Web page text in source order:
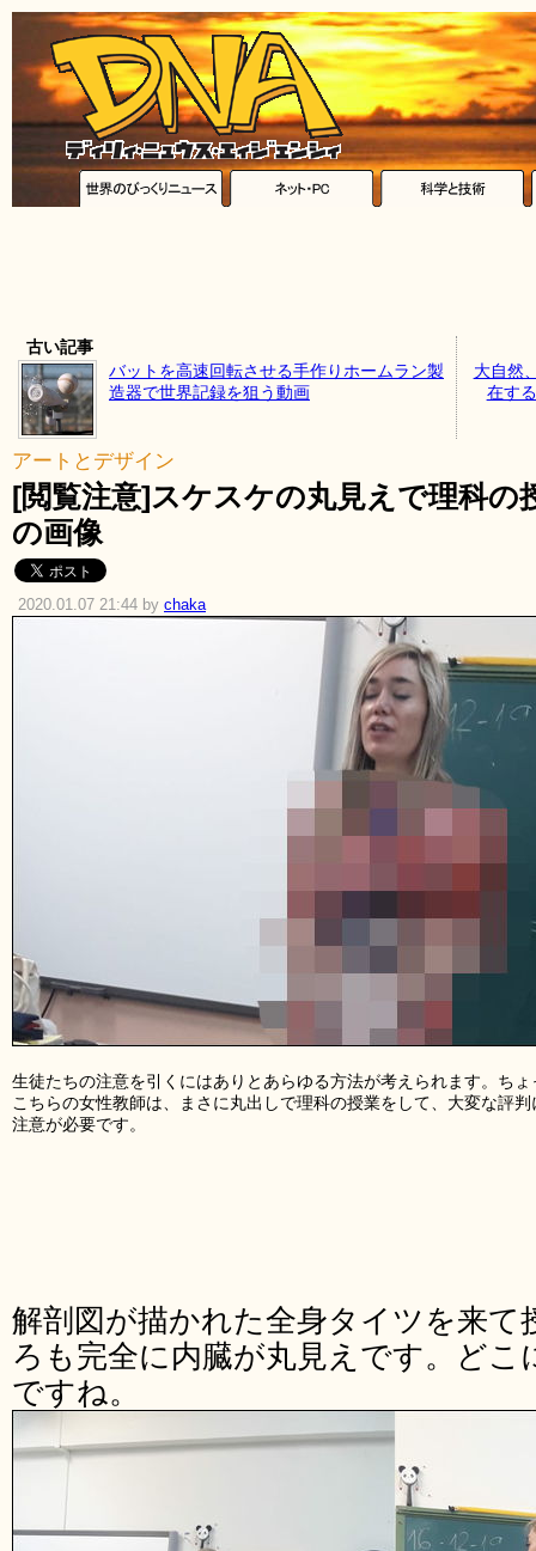
古い記事
バットを高速回転させる手作りホームラン製
造器で世界記録を狙う動画
大自然
在す
アートとデザイン
[閲覧注意]スケスケの丸見えで理科の
の画像
2020.01.07 21:44 by chaka
生徒たちの注意を引くにはありとあらゆる方法が考えられます。ち
こちらの女性教師は、まさに丸出しで理科の授業をして、大変な評
注意が必要です。
解剖図が描かれた全身タイツを来て
ろも完全に内臓が丸見えです。どこ
ですね。